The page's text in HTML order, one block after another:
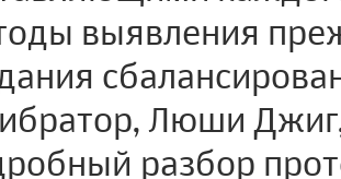
выявления
Люши
разбор